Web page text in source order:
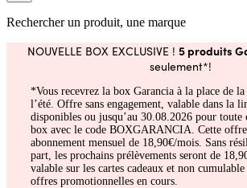
Rechercher un produit, une marque
NOUVELLE BOX EXCLUSIVE ! 5 produits
seulement*!
*Vous recevrez la box Garancia à la place de
l’été. Offre sans engagement, valable dans la
disponibles ou jusqu’au 30.08.2026 pour toute
box avec le code BOXGARANCIA. Cette
abonnement mensuel de 18,90€/mois. Sans
part, les prochains prélèvements seront de
valable sur les cartes cadeaux et non cumulable
offres promotionnelles en cours.